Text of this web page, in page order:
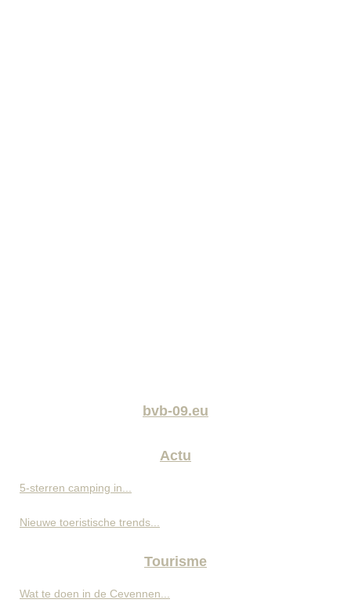
bvb-09.eu
Actu
5-sterren camping in...
Nieuwe toeristische trends...
Tourisme
Wat te doen in de Cevennen...